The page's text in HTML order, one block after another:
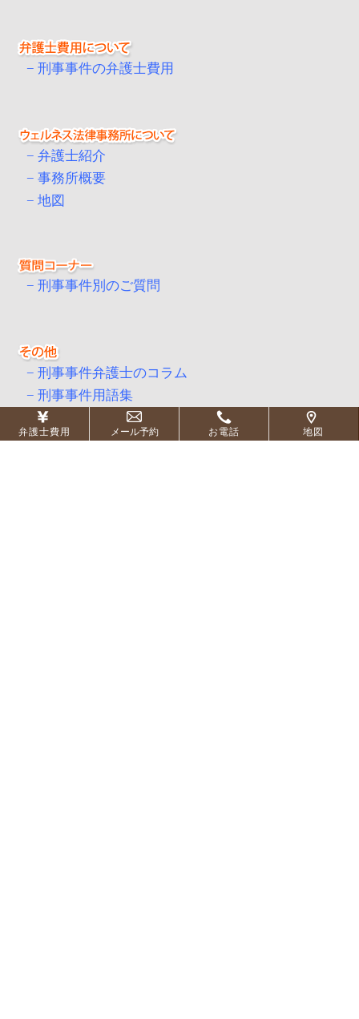
刑事事件の弁護士費用
弁護士紹介
事務所概要
地図
刑事事件別のご質問
刑事事件弁護士のコラム
刑事事件用語集
弁護士費用 メール予約 お電話 地図